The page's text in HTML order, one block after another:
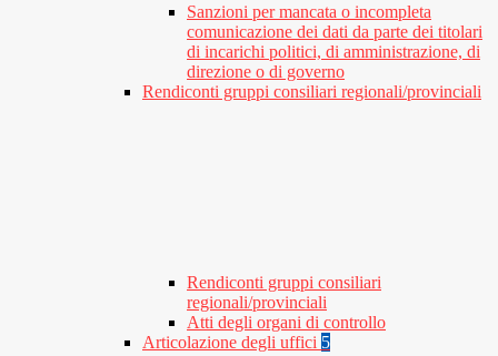
Sanzioni per mancata o incompleta
comunicazione dei dati da parte dei titolari
di incarichi politici, di amministrazione, di
direzione o di governo
Rendiconti gruppi consiliari regionali/provinciali
Rendiconti gruppi consiliari
regionali/provinciali
Atti degli organi di controllo
Articolazione degli uffici 5